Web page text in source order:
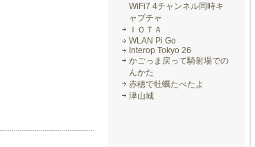
WiFi7 4チャンネル同時キ
ャプチャ
ＩＯＴＡ
WLAN Pi Go
Interop Tokyo 26
かごっま戻って騎射場での
んかた
赤穂で牡蠣たべたよ
津山城